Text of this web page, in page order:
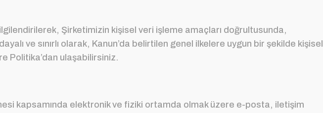
Şirketimizin kişisel veri işleme amaçları doğrultusunda,
ve sınırlı olarak, Kanun’da belirtilen genel ilkelere uygun bir şekilde kişisel
Politika’dan ulaşabilirsiniz.
kapsamında elektronik ve fiziki ortamda olmak üzere e-posta, iletişim